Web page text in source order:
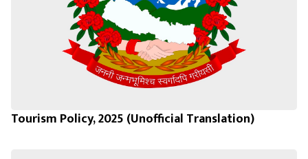
Tourism Policy, 2025 (Unofficial Translation)